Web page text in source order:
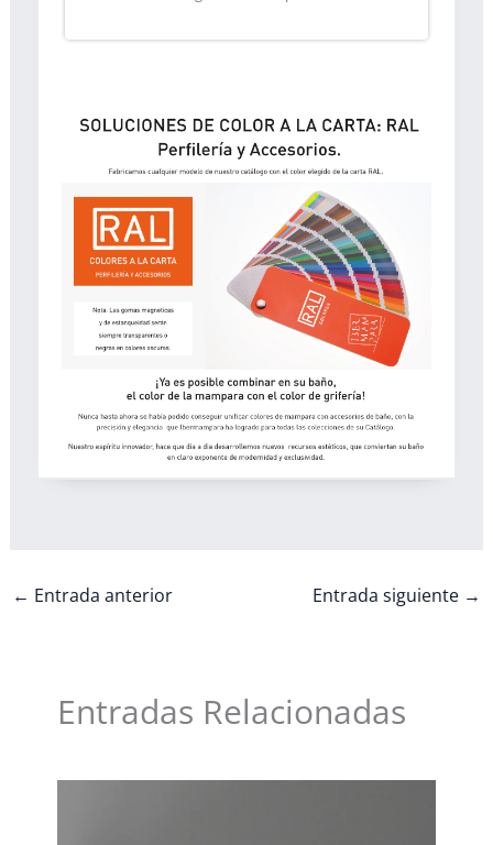
← Entrada anterior Entrada siguiente →
Entradas Relacionadas